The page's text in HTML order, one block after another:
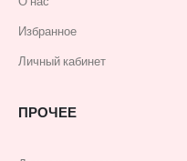
Избранное
Личный кабинет
ПРОЧЕЕ